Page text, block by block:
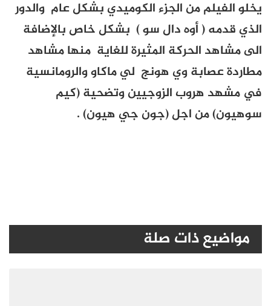
يخلو الفيلم من الجزء الكوميدي بشكل عام والدور
الذي قدمه ( أوه دال سو ) بشكل خاص بالإضافة
الى مشاهد الحركة المثيرة للغاية منها مشاهد
مطاردة عصابة وي هونج لي ماكاو والرومانسية
في مشهد هروب الزوجيين وتضحية (كيم
سوهيون) من اجل (جون جي هيون) .
مواضيع ذات صلة